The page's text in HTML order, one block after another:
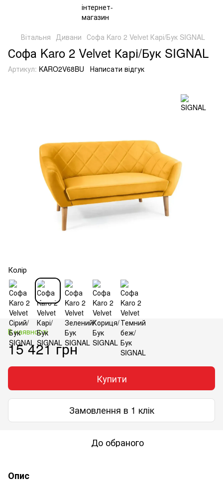
Вітальня Дивани Софа Karo 2 Velvet Карі/Бук SIGNAL
Софа Karo 2 Velvet Карі/Бук SIGNAL
Артикул: KARO2V68BU Написати відгук
Колір
В наявності
15 421 грн
Купити
Замовлення в 1 клік
До обраного
Опис